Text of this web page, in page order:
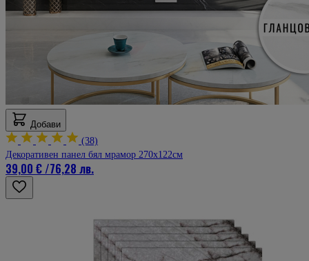
Добави
(38)
Декоративен панел бял мрамор 270х122см
39,00 €/76,28 лв.